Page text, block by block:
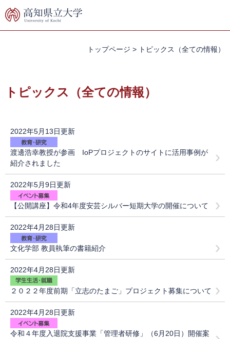
ー
ニ
トップページ > トピックス（全ての情報）
文トピックス（全ての情報）
2022年5月13日更新
渡邊浩幸教授が参画 IoPプロジェクトのサイトに活用事例が
紹介されました
2022年5月9日更新
【公開講座】令和4年度安芸シルバー短期大学の開催について
2022年4月28日更新
文化学部 教員執筆の書籍紹介
2022年4月28日更新
２０２２年度前期「立志のたまご」プロジェクト募集について
2022年4月28日更新
令和４年度入退院支援事業「管理者研修」（6月20日）開催案